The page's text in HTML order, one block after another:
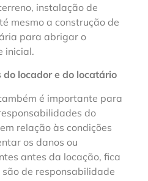
instalação de
mesmo a construção de
para abrigar o
inicial.
locador e do locatário
é importante para
do
relação às condições
os danos ou
antes da locação, fica
de responsabilidade